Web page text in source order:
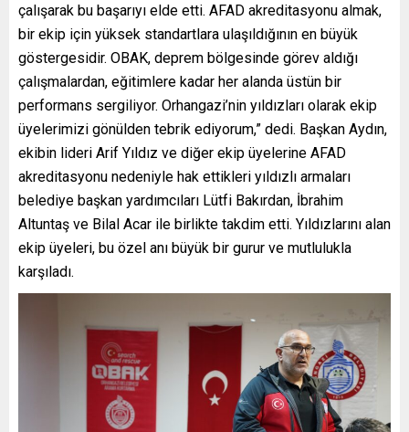
çalışarak bu başarıyı elde etti. AFAD akreditasyonu almak,
bir ekip için yüksek standartlara ulaşıldığının en büyük
göstergesidir. OBAK, deprem bölgesinde görev aldığı
çalışmalardan, eğitimlere kadar her alanda üstün bir
performans sergiliyor. Orhangazi’nin yıldızları olarak ekip
üyelerimizi gönülden tebrik ediyorum,” dedi. Başkan Aydın,
ekibin lideri Arif Yıldız ve diğer ekip üyelerine AFAD
akreditasyonu nedeniyle hak ettikleri yıldızlı armaları
belediye başkan yardımcıları Lütfi Bakırdan, İbrahim
Altuntaş ve Bilal Acar ile birlikte takdim etti. Yıldızlarını alan
ekip üyeleri, bu özel anı büyük bir gurur ve mutlulukla
karşıladı.